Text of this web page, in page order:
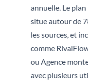
annuelle. Le
situe autour de
les sources, et
comme
ou Agence
avec plusieurs